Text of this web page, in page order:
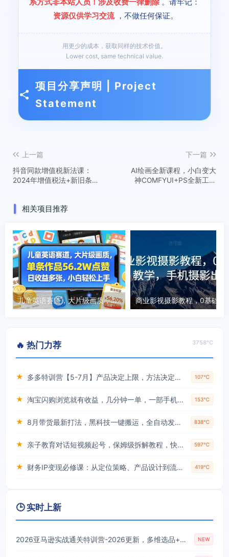
资源仅供学习交流 ，不做任何保证。
用更少的成本，获取同样的技术价值。
Lower cost, same technical value.
项目分享声明 | Project
Statement
上一篇
抖音同款增值税新法课：
2024年增值税法+新旧条例
下一篇
AI绘画全新课程，小白变大
神COMFYUI+PS全新工作
相关项目推荐
儿童英语赛道，大片级画质，单条作品56.2W点赞，日收益多张，小白轻松上手
🔥 热门力荐 3758℃
★ 多多特训营【5-7月】产品决定上限，方法决定下限，各种玩法技巧落地实操 107℃
★ 淘宝闪购浏览就有收益，几分钟一单，一部手机就可操作，操作简单，小白轻松日入3张【揭秘】 153℃
★ 8月带货最新打法，黑科技一键搬运，全自动发布单日5张+，提供矩阵玩法+无限账号【揭秘】 838℃
★ 亲子教育对话短视频起号，保姆级拆解教程，快速起千粉万粉号 597℃
★ 财务IP变现必修课：从定位策略、产品设计到流量变现形成完整闭环 419℃
🕒 实时上新
2026亚马逊实战通关特训营-2026更新，多维选品+渐进式打法+AI应用，从0到1打造盈利店铺 NEW